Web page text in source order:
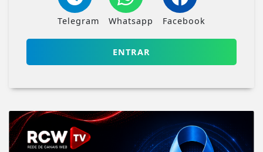
Telegram Whatsapp Facebook
ENTRAR